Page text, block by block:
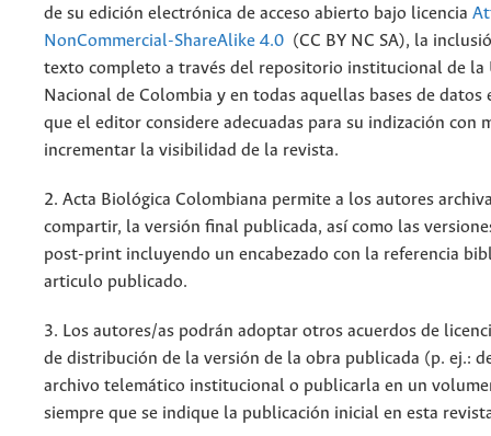
de su edición electrónica de acceso abierto bajo licencia
NonCommercial-ShareAlike 4.0 (CC BY NC SA), la
texto completo a través del repositorio institucional de la
Nacional de Colombia y en todas aquellas bases de datos
que el editor considere adecuadas para su indización con
incrementar la visibilidad de la revista.
2. Acta Biológica Colombiana permite a los autores
compartir, la versión final publicada, así como las
post-print incluyendo un encabezado con la referencia
articulo publicado.
3. Los autores/as podrán adoptar otros acuerdos de
de distribución de la versión de la obra publicada (p. ej.:
archivo telemático institucional o publicarla en un
siempre que se indique la publicación inicial en esta